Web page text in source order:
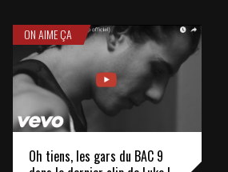
ON AIME ÇA
Oh tiens, les gars du BAC 9